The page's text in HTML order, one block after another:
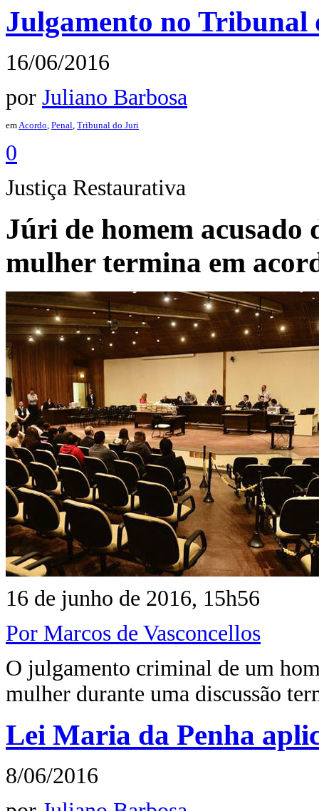
Julgamento no
16/06/2016
por Juliano Barbosa
emAcordo, Penal, Tribunal do Juri
0
Justiça Restaurativa
Júri de homem
mulher termina em
16 de junho de 2016, 15h56
Por Marcos de Vasconcellos
O julgamento criminal de um
mulher durante uma discussão
Lei Maria da Penha
8/06/2016